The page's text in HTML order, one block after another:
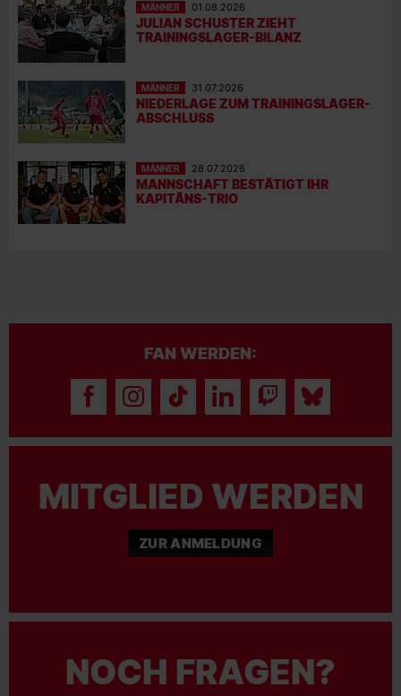
MÄNNER 01.08.2026
JULIAN SCHUSTER ZIEHT
TRAININGSLAGER-BILANZ
MÄNNER 31.07.2026
NIEDERLAGE ZUM TRAININGSLAGER-
ABSCHLUSS
MÄNNER 28.07.2026
MANNSCHAFT BESTÄTIGT IHR
KAPITÄNS-TRIO
FAN WERDEN:
MITGLIED WERDEN
ZUR ANMELDUNG
NOCH FRAGEN?